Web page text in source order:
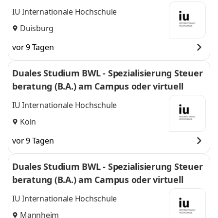
l
IU Internationale Hochschule
Duisburg
vor 9 Tagen
Duales Studium BWL - Spezialisierung Steuer
beratung (B.A.) am Campus oder virtuell
IU Internationale Hochschule
Köln
vor 9 Tagen
Duales Studium BWL - Spezialisierung Steuer
beratung (B.A.) am Campus oder virtuell
IU Internationale Hochschule
Mannheim